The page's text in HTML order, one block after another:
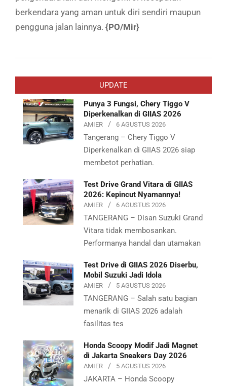
berkendara yang aman untuk diri sendiri maupun
pengguna jalan lainnya. {PO/Mir}
02-
UPDATE
Punya 3 Fungsi, Chery Tiggo V
Diperkenalkan di GIIAS 2026
AMIER 6 AGUSTUS 2026
Tangerang – Chery Tiggo V
Diperkenalkan di GIIAS 2026 siap
membetot perhatian.
Test Drive Grand Vitara di GIIAS
2026: Kepincut Nyamannya!
AMIER 6 AGUSTUS 2026
TANGERANG – Disan Suzuki Grand
Vitara tidak membosankan.
Performanya handal dan utamakan
Test Drive di GIIAS 2026 Diserbu,
Mobil Suzuki Jadi Idola
AMIER 5 AGUSTUS 2026
TANGERANG – Salah satu bagian
menarik di GIIAS 2026 adalah
fasilitas tes
Honda Scoopy Modif Jadi Magnet
di Jakarta Sneakers Day 2026
AMIER 5 AGUSTUS 2026
JAKARTA – Honda Scoopy